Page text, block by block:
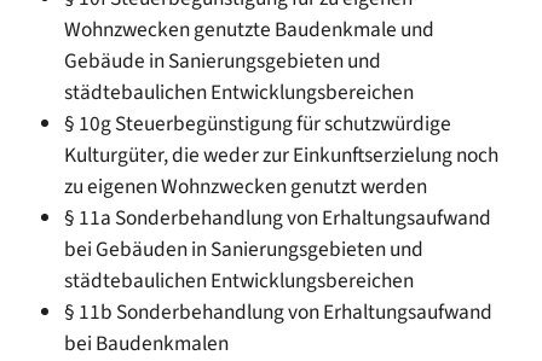
Wohnzwecken genutzte Baudenkmale und
Gebäude in Sanierungsgebieten und
städtebaulichen Entwicklungsbereichen
§ 10g Steuerbegünstigung für schutzwürdige
Kulturgüter, die weder zur Einkunftserzielung noch
zu eigenen Wohnzwecken genutzt werden
§ 11a Sonderbehandlung von Erhaltungsaufwand
bei Gebäuden in Sanierungsgebieten und
städtebaulichen Entwicklungsbereichen
§ 11b Sonderbehandlung von Erhaltungsaufwand
bei Baudenkmalen